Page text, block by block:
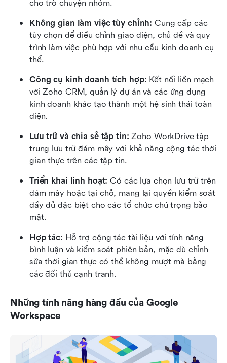
cho trò chuyện nhóm.
Không gian làm việc tùy chỉnh: Cung cấp các
tùy chọn để điều chỉnh giao diện, chủ đề và quy
trình làm việc phù hợp với nhu cầu kinh doanh cụ
thể.
Công cụ kinh doanh tích hợp: Kết nối liền mạch
với Zoho CRM, quản lý dự án và các ứng dụng
kinh doanh khác tạo thành một hệ sinh thái toàn
diện.
Lưu trữ và chia sẻ tập tin: Zoho WorkDrive tập
trung lưu trữ đám mây với khả năng cộng tác thời
gian thực trên các tập tin.
Triển khai linh hoạt: Có các lựa chọn lưu trữ trên
đám mây hoặc tại chỗ, mang lại quyền kiểm soát
đầy đủ đặc biệt cho các tổ chức chú trọng bảo
mật.
Hợp tác: Hỗ trợ cộng tác tài liệu với tính năng
bình luận và kiểm soát phiên bản, mặc dù chỉnh
sửa thời gian thực có thể không mượt mà bằng
các đối thủ cạnh tranh.
Những tính năng hàng đầu của Google
Workspace